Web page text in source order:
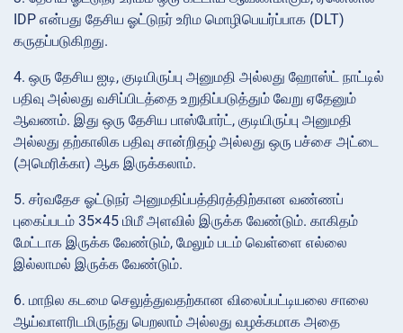
IDP என்பது தேசிய ஓட்டுநர் உரிம மொழிபெயர்ப்பாக (DLT)
கருதப்படுகிறது.
4. ஒரு தேசிய ஐடி, குடியிருப்பு அனுமதி அல்லது ஹோஸ்ட் நாட்டில்
பதிவு அல்லது வசிப்பிடத்தை உறுதிப்படுத்தும் வேறு ஏதேனும்
ஆவணம். இது ஒரு தேசிய பாஸ்போர்ட், குடியிருப்பு அனுமதி
அல்லது தற்காலிக பதிவு சான்றிதழ் அல்லது ஒரு பச்சை அட்டை
(அமெரிக்கா) ஆக இருக்கலாம்.
5. சர்வதேச ஓட்டுநர் அனுமதிப்பத்திரத்திற்கான வண்ணப்
புகைப்படம் 35×45 மிமீ அளவில் இருக்க வேண்டும். காகிதம்
மேட்டாக இருக்க வேண்டும், மேலும் படம் வெள்ளை எல்லை
இல்லாமல் இருக்க வேண்டும்.
6. மாநில கடமை செலுத்துவதற்கான விலைப்பட்டியலை சாலை
ஆய்வாளரிடமிருந்து பெறலாம் அல்லது வழக்கமாக அதை